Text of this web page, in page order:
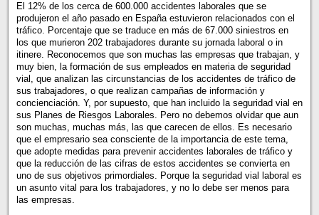
El 12% de los cerca de 600.000 accidentes laborales que se
produjeron el año pasado en España estuvieron relacionados con el
tráfico. Porcentaje que se traduce en más de 67.000 siniestros en
los que murieron 202 trabajadores durante su jornada laboral o in
itinere. Reconocemos que son muchas las empresas que trabajan, y
muy bien, la formación de sus empleados en materia de seguridad
vial, que analizan las circunstancias de los accidentes de tráfico de
sus trabajadores, o que realizan campañas de información y
concienciación. Y, por supuesto, que han incluido la seguridad vial en
sus Planes de Riesgos Laborales. Pero no debemos olvidar que aun
son muchas, muchas más, las que carecen de ellos. Es necesario
que el empresario sea consciente de la importancia de este tema,
que adopte medidas para prevenir accidentes laborales de tráfico y
que la reducción de las cifras de estos accidentes se convierta en
uno de sus objetivos primordiales. Porque la seguridad vial laboral es
un asunto vital para los trabajadores, y no lo debe ser menos para
las empresas.